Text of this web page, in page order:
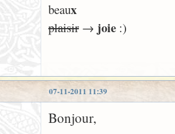
beaux
plaisir → joie :)
07-11-2011 11:39
Bonjour,